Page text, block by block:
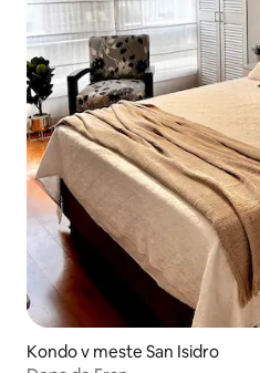
Kondo v meste San Isidro